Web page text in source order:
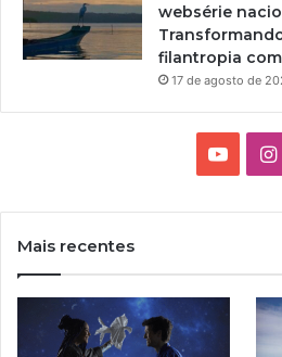
websérie
filantropia
17 de agosto de
T
I
Mais recentes